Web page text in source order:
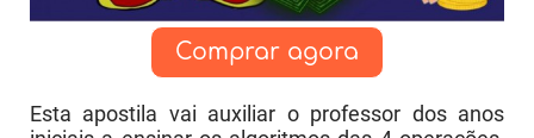
Comprar agora
Esta apostila vai auxiliar o professor dos anos